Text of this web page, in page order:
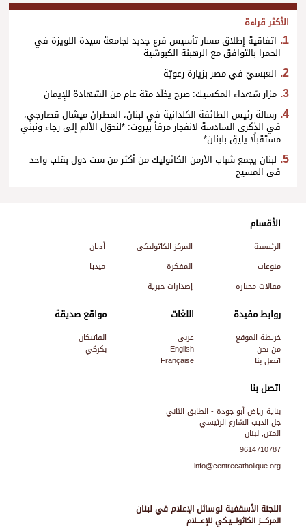
الأكثر قراءة
اتفاقية إطلاق مسار تأسيس فرع جديد لجامعة سيدة اللويزة في
الحمرا بالتوافق مع الرهبنة الكبوشية
العبسيّ في مصر بزيارة رعويّة
مزار شهداء المكسيك: صرح يخلّد مئة عام من الشهادة للإيمان
رسالة رئيس الطائفة الكلدانية في لبنان، المطران ميشال قصارجي،
في الذكرى السادسة لانفجار مرفأ بيروت: *لنحوّل الألم إلى رجاء ونبني
مستقبلًا يليق بلبنان*
لبنان يجمع شباب الأرمن الكاثوليك من أكثر من ست دول بقلب واحد
في المسيح
اللجنة الأسقفية لوسائل الإعلام في لبنان
المركـــز الكاثولـــيـكي للإعـــلام
اتصل بنا
بناية رياض أبو جودة - الطابق الثاني
جل الديب الشارع الرئيسي
المتن, لبنان
9614710787
info@centrecatholique.org
الأقسام
الرئيسية المركز الكاثوليكي
أديان
منوعات
المفكرة
ميديا
مقالات مختارة
إصدارات حبرية
روابط مفيدة
خريطة الموقع
من نحن
اتصل بنا
اللغات
عربي
English
Française
مواقع صديقة
الفاتيكان
بكركي